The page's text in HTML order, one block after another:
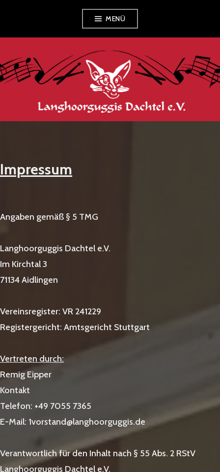
MENÜ
LANGHOORGUGGIS
DACHTEL E.V.
Impressum
Angaben gemäß § 5 TMG
Langhoorguggis Dachtel e.V.
Im Kirchtal 3
71134 Aidlingen
Vereinsregister: VR 241229
Registergericht: Amtsgericht Stuttgart
Vertreten durch:
Remig Eipper
Kontakt
Telefon: +49 7055 7365
E-Mail: 1vorstand@langhoorguggis.de
Verantwortlich für den Inhalt nach § 55 Abs. 2 RStV
Langhoorguggis Dachtel e.V.